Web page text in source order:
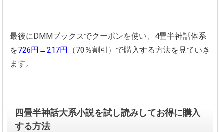
最後にDMMブックスでクーポンを使い、4畳半神話体系
を726円→217円 （70％割引）で購入する方法を見ていき
ます。
四畳半神話大系小説を試し読みしてお得に購入
する方法